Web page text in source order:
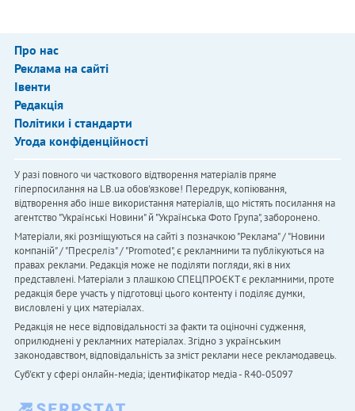
Про нас
Реклама на сайті
Івенти
Редакція
Політики і стандарти
Угода конфіденційності
У разі повного чи часткового відтворення матеріалів пряме
гіперпосилання на LB.ua обов'язкове! Передрук, копіювання,
відтворення або інше використання матеріалів, що містять посилання на
агентство "Українськi Новини" й "Українська Фото Група", заборонено.
Матеріали, які розміщуються на сайті з позначкою "Реклама" / "Новини
компаній" / "Пресреліз" / "Promoted", є рекламними та публікуються на
правах реклами. Редакція може не поділяти погляди, які в них
представлені. Матеріали з плашкою СПЕЦПРОЄКТ є рекламними, проте
редакція бере участь у підготовці цього контенту і поділяє думки,
висловлені у цих матеріалах.
Редакція не несе відповідальності за факти та оціночні судження,
оприлюднені у рекламних матеріалах. Згідно з українським
законодавством, відповідальність за зміст реклами несе рекламодавець.
Cуб'єкт у сфері онлайн-медіа; ідентифікатор медіа - R40-05097